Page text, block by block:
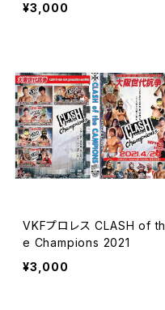
¥3,000
VKFプロレス CLASH of th
e Champions 2021
¥3,000